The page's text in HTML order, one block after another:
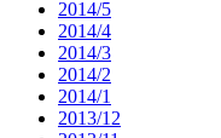
2014/5
2014/4
2014/3
2014/2
2014/1
2013/12